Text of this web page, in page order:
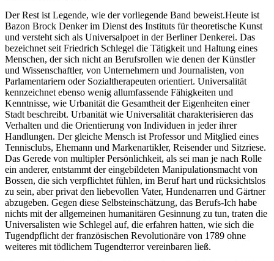
Der Rest ist Legende, wie der vorliegende Band beweist.Heute ist
Bazon Brock Denker im Dienst des Instituts für theoretische Kunst
und versteht sich als Universalpoet in der Berliner Denkerei. Das
bezeichnet seit Friedrich Schlegel die Tätigkeit und Haltung eines
Menschen, der sich nicht an Berufsrollen wie denen der Künstler
und Wissenschaftler, von Unternehmern und Journalisten, von
Parlamentariern oder Sozialtherapeuten orientiert. Universalität
kennzeichnet ebenso wenig allumfassende Fähigkeiten und
Kenntnisse, wie Urbanität die Gesamtheit der Eigenheiten einer
Stadt beschreibt. Urbanität wie Universalität charakterisieren das
Verhalten und die Orientierung von Individuen in jeder ihrer
Handlungen. Der gleiche Mensch ist Professor und Mitglied eines
Tennisclubs, Ehemann und Markenartikler, Reisender und Sitzriese.
Das Gerede von multipler Persönlichkeit, als sei man je nach Rolle
ein anderer, entstammt der eingebildeten Manipulationsmacht von
Bossen, die sich verpflichtet fühlen, im Beruf hart und rücksichtslos
zu sein, aber privat den liebevollen Vater, Hundenarren und Gärtner
abzugeben. Gegen diese Selbsteinschätzung, das Berufs-Ich habe
nichts mit der allgemeinen humanitären Gesinnung zu tun, traten die
Universalisten wie Schlegel auf, die erfahren hatten, wie sich die
Tugendpflicht der französischen Revolutionäre von 1789 ohne
weiteres mit tödlichem Tugendterror vereinbaren ließ.